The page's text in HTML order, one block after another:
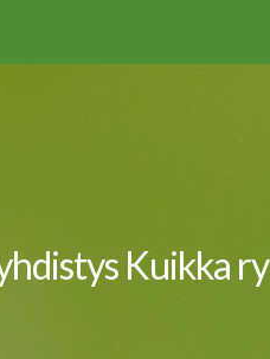
Kuikka ry